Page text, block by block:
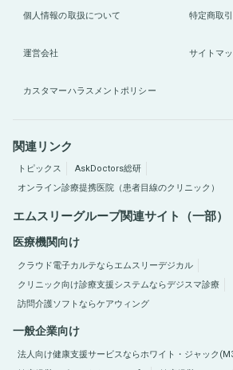
個人情報の取扱について 特定商取
運営会社 サイトマ
カスタマーハラスメントポリシー
関連リンク
トピックス
AskDoctors総研
オンライン診療提携医院（患者目線のクリニック）
エムスリーグループ関連サイト（一部）
医療機関向け
クラウド電子カルテならエムスリーデジカル
クリニック向け診療支援システムならデジスマ診療
訪問介護ソフトならケアウィング
一般企業向け
法人向け健康支援サービスならホワイト・ジャック